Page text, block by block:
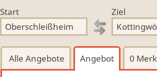
Start
Ziel
Alle Angebote Angebot 0